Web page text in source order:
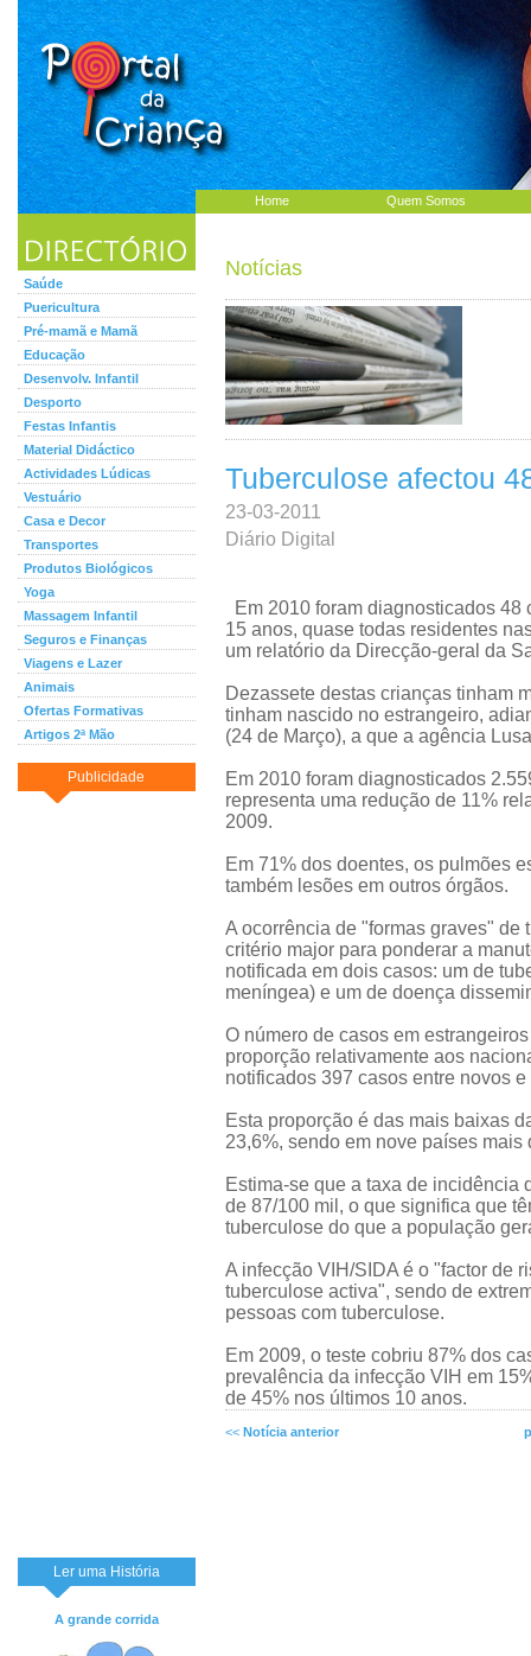
Home Quem Somos
Saúde
Puericultura
Pré-mamã e Mamã
Educação
Desenvolv. Infantil
Desporto
Festas Infantis
Material Didáctico
Actividades Lúdicas
Vestuário
Casa e Decor
Transportes
Produtos Biológicos
Yoga
Massagem Infantil
Seguros e Finanças
Viagens e Lazer
Animais
Ofertas Formativas
Artigos 2ª Mão
Publicidade
Ler uma História
A grande corrida
Notícias
Tuberculose afectou
23-03-2011
Diário Digital
Em 2010 foram diagnosticados
15 anos, quase todas residentes
um relatório da Direcção-geral da
Dezassete destas crianças tinham
tinham nascido no estrangeiro,
(24 de Março), a que a agência
Em 2010 foram diagnosticados
representa uma redução de 11%
2009.
Em 71% dos doentes, os pulmões
também lesões em outros órgãos.
A ocorrência de "formas graves" de
critério major para ponderar a
notificada em dois casos: um de
meníngea) e um de doença
O número de casos em
proporção relativamente aos
notificados 397 casos entre novos
Esta proporção é das mais baixas
23,6%, sendo em nove países
Estima-se que a taxa de incidência
de 87/100 mil, o que significa que
tuberculose do que a população
A infecção VIH/SIDA é o "factor de
tuberculose activa", sendo de
pessoas com tuberculose.
Em 2009, o teste cobriu 87% dos
prevalência da infecção VIH em
de 45% nos últimos 10 anos.
<< Notícia anterior